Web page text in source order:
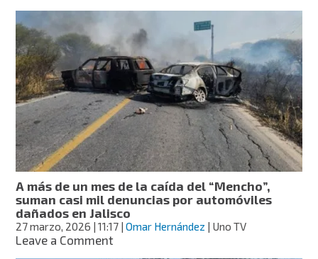
que
operativo
contra
Mencho”
no
impacta
T-
MEC
A más de un mes de la caída del “Mencho”,
suman casi mil denuncias por automóviles
dañados en Jalisco
27 marzo, 2026 | 11:17 |Omar Hernández | Uno TV
Leave a Commenton